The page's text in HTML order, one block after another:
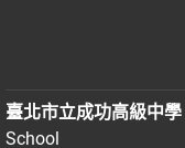
臺北市立成功高級中學
School